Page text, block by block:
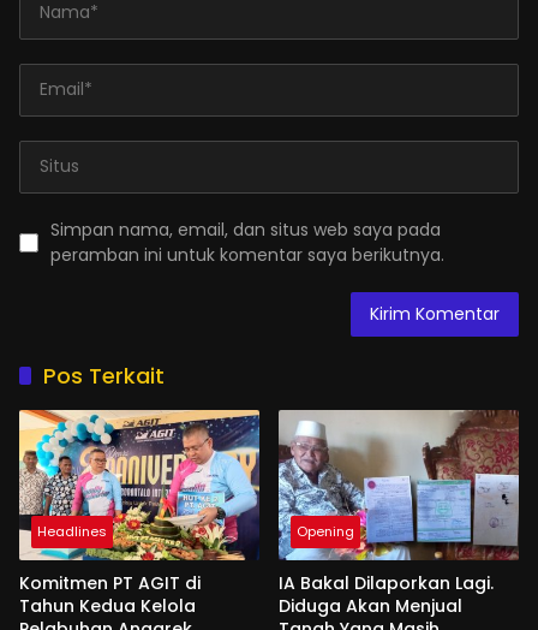
Simpan nama, email, dan situs web saya pada
peramban ini untuk komentar saya berikutnya.
Pos Terkait
Headlines
Komitmen PT AGIT di
Tahun Kedua Kelola
Opening
IA Bakal Dilaporkan Lagi.
Diduga Akan Menjual